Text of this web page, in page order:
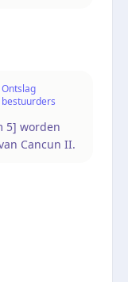
Ontslag
bestuurders
5] worden
Cancun II.